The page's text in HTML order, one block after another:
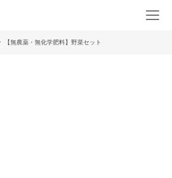
【無農薬・無化学肥料】野菜セット